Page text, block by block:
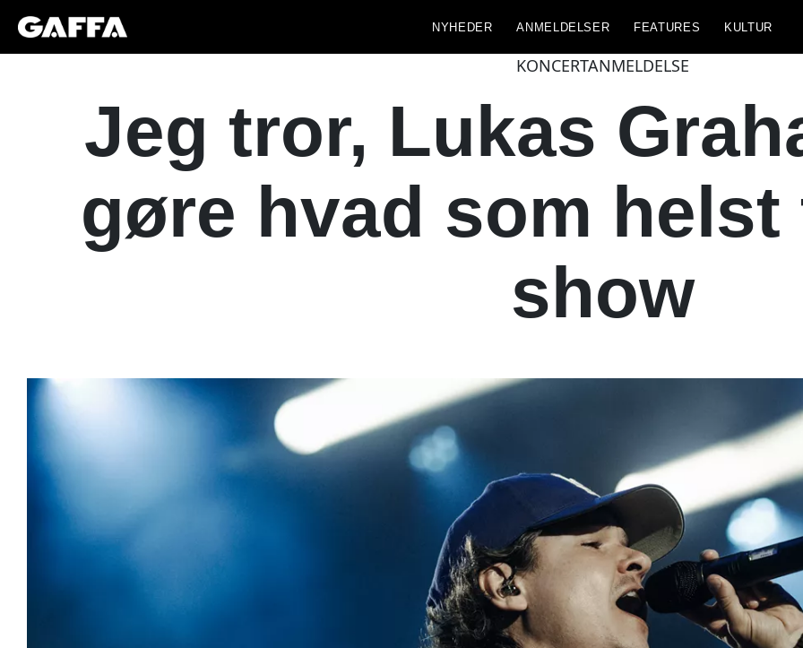
NYHEDER ANMELDELSER FEATURES KULTUR
KONCERTANMELDELSE
Jeg tror, Lukas
gøre hvad som
show